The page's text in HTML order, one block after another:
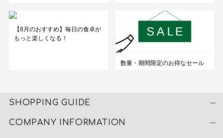
【8月のおすすめ】毎日の食卓が
もっと楽しくなる！
数量・期間限定のお得なセール
SHOPPING GUIDE
COMPANY INFORMATION